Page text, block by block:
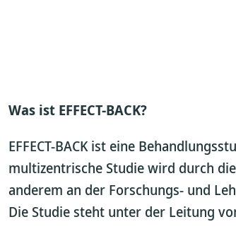
Was ist EFFECT-BACK?
EFFECT-BACK ist eine
multizentrische Studie wird durch
anderem an der Forschungs- und
Die Studie steht unter der Leitung